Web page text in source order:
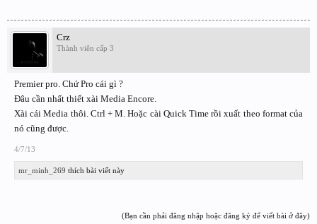
Crz
Thành viên cấp 3
Premier pro. Chứ Pro cái gì ?
Đâu cần nhất thiết xài Media Encore.
Xài cái Media thôi. Ctrl + M. Hoặc cài Quick Time rồi xuất theo format của
nó cũng được.
4/7/13
mr_minh_269 thích bài viết này
(Bạn cần phải đăng nhập hoặc đăng ký để viết bài ở đây)